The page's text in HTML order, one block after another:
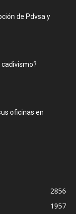
de Pdvsa y
cadivismo?
oficinas en
2856
1957